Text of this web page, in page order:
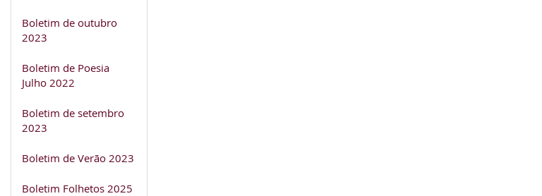
Boletim de outubro
2023
Boletim de Poesia
Julho 2022
Boletim de setembro
2023
Boletim de Verão 2023
Boletim Folhetos 2025